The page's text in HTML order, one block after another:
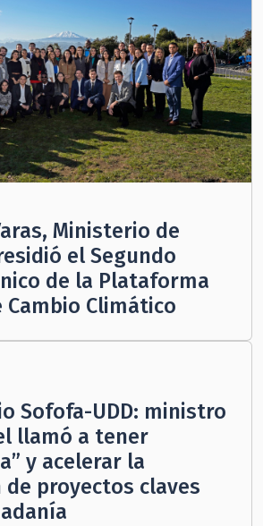
Ministerio de
el Segundo
de la Plataforma
Cambio Climático
Sofofa-UDD: ministro
llamó a tener
y acelerar la
proyectos claves